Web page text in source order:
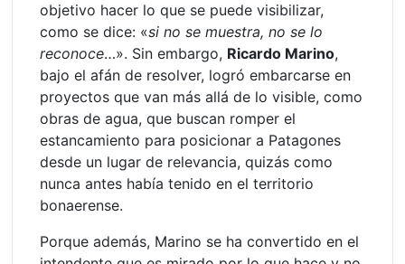
objetivo hacer lo que se puede visibilizar,
como se dice: «si no se muestra, no se lo
reconoce…». Sin embargo, Ricardo Marino,
bajo el afán de resolver, logró embarcarse en
proyectos que van más allá de lo visible, como
obras de agua, que buscan romper el
estancamiento para posicionar a Patagones
desde un lugar de relevancia, quizás como
nunca antes había tenido en el territorio
bonaerense.
Porque además, Marino se ha convertido en el